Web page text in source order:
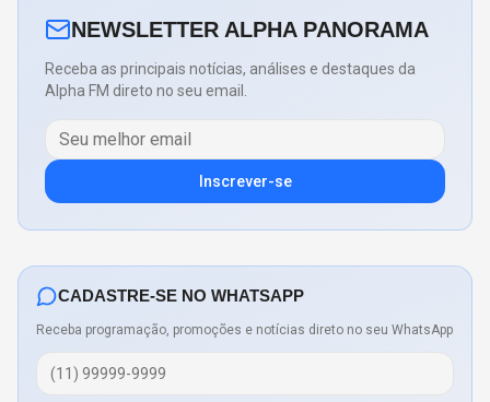
NEWSLETTER ALPHA PANORAMA
Receba as principais notícias, análises e destaques da
Alpha FM direto no seu email.
Inscrever-se
CADASTRE-SE NO WHATSAPP
Receba programação, promoções e notícias direto no seu WhatsApp